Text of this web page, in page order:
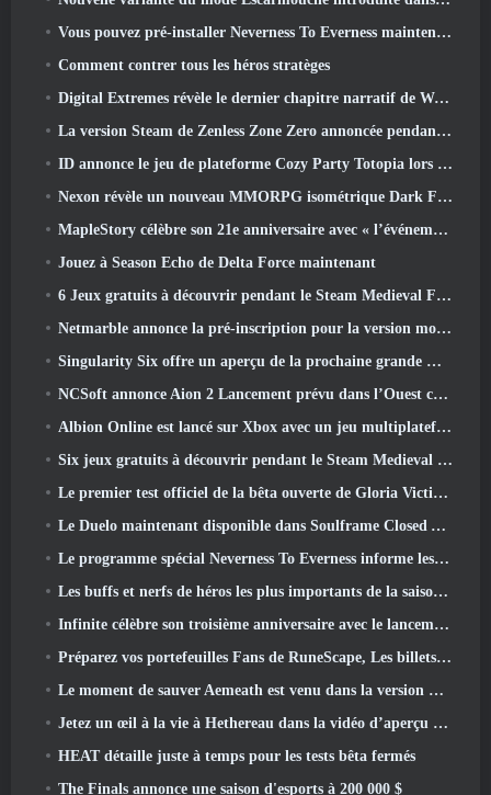
Vous pouvez pré-installer Neverness To Everness maintenant
Comment contrer tous les héros stratèges
Digital Extremes révèle le dernier chapitre narratif de Warframe avec un nouveau short d'anime
La version Steam de Zenless Zone Zero annoncée pendant la version 2.8 Programme spécial
ID annonce le jeu de plateforme Cozy Party Totopia lors de la vitrine Xbox, Lance le recrutement bêta
Nexon révèle un nouveau MMORPG isométrique Dark Fantasy, Braises des sans couronne
MapleStory célèbre son 21e anniversaire avec « l’événement de l’Université Maple »
Jouez à Season Echo de Delta Force maintenant
6 Jeux gratuits à découvrir pendant le Steam Medieval Fest
Netmarble annonce la pré-inscription pour la version mondiale du MMORPG de science-fiction RF Online Next
Singularity Six offre un aperçu de la prochaine grande mise à jour de Palia The Royal Highlands
NCSoft annonce Aion 2 Lancement prévu dans l’Ouest cette année
Albion Online est lancé sur Xbox avec un jeu multiplateforme complet
Six jeux gratuits à découvrir pendant le Steam Medieval Fest
Le premier test officiel de la bêta ouverte de Gloria Victis démarre aujourd’hui
Le Duelo maintenant disponible dans Soulframe Closed Alpha
Le programme spécial Neverness To Everness informe les joueurs de ce à quoi s'attendre lors des lancements
Les buffs et nerfs de héros les plus importants de la saison 7.5
Infinite célèbre son troisième anniversaire avec le lancement de Lunaria SS12 aujourd'hui
Préparez vos portefeuilles Fans de RuneScape, Les billets pour le RuneFest sont sur le point d'être mis en vente
Le moment de sauver Aemeath est venu dans la version Wuthering Waves 3.3 Mise à jour
Jetez un œil à la vie à Hethereau dans la vidéo d’aperçu du gameplay du lancement de Neverness To Everness
HEAT détaille juste à temps pour les tests bêta fermés
The Finals annonce une saison d'esports à 200 000 $